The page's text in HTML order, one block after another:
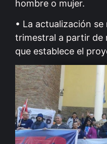
hombre o mujer.
• La actualización
trimestral a partir de
que establece el